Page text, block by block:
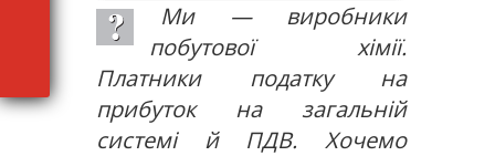
Ми — виробники
побутової хімії.
Платники податку на
прибуток на загальній
системі й ПДВ. Хочемо